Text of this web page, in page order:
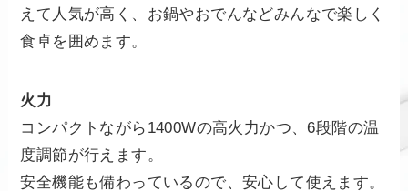
えて人気が高く、お鍋やおでんなどみんなで楽しく
食卓を囲めます。
火力
コンパクトながら1400Wの高火力かつ、6段階の温
度調節が行えます。
安全機能も備わっているので、安心して使えます。